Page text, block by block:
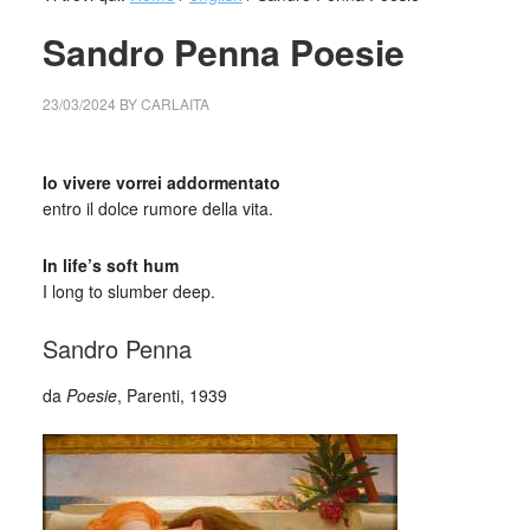
Sandro Penna Poesie
23/03/2024 BYCARLAITA
Io vivere vorrei addormentato
entro il dolce rumore della vita.
In life’s soft hum
I long to slumber deep.
Sandro Penna
da Poesie, Parenti, 1939